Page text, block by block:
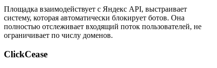
Площадка взаимодействует с Яндекс API, выстраивает
систему, которая автоматически блокирует ботов. Она
полностью отслеживает входящий поток пользователей, не
ограничивает по числу доменов.
ClickCease